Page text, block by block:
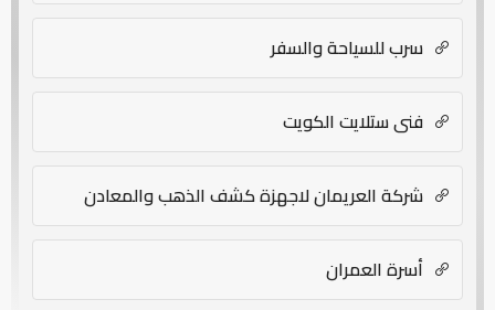
سرب للسياحة والسفر
فني ستلايت الكويت
شركة العريمان لاجهزة كشف الذهب والمعادن
أسرة العمران